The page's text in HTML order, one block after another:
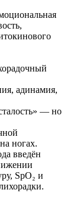
адинамия,
— но
ногах.
введён
SpO₂ и